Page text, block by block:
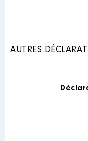
│ Employeur
:
AUTRES